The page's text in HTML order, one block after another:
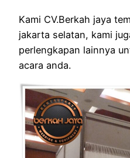
Kami CV.Berkah jaya
jakarta selatan, kami
perlengkapan lainnya
acara anda.